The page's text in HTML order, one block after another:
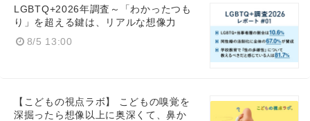
LGBTQ+2026年調査～「わかったつも
り」を超える鍵は、リアルな想像力
8/5 13:00
【こどもの視点ラボ】 こどもの嗅覚を
深掘ったら想像以上に奥深くて、鼻か